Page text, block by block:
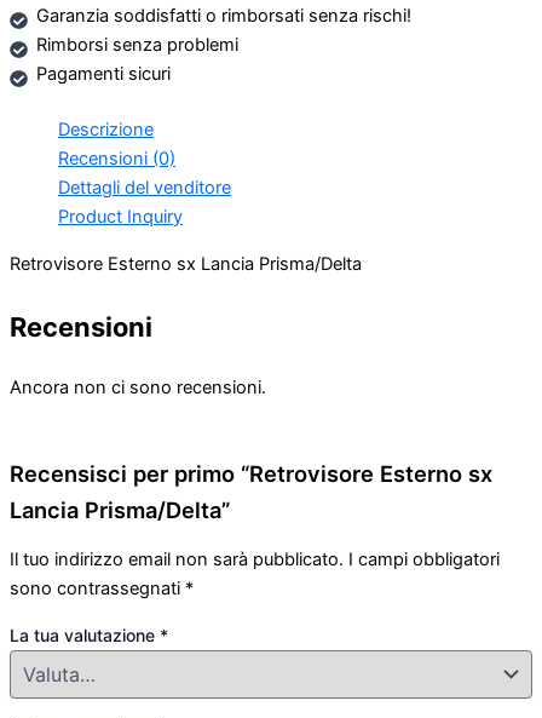
Garanzia soddisfatti o rimborsati senza rischi!
Rimborsi senza problemi
Pagamenti sicuri
Descrizione
Recensioni (0)
Dettagli del venditore
Product Inquiry
Retrovisore Esterno sx Lancia Prisma/Delta
Recensioni
Ancora non ci sono recensioni.
Recensisci per primo “Retrovisore Esterno sx
Lancia Prisma/Delta”
Il tuo indirizzo email non sarà pubblicato. I campi obbligatori
sono contrassegnati *
La tua valutazione *